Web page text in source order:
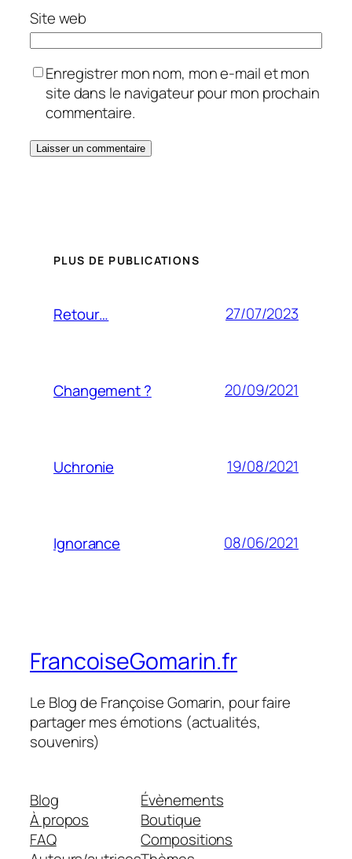
Site web
Enregistrer mon nom, mon e-mail et mon
site dans le navigateur pour mon prochain
commentaire.
PLUS DE PUBLICATIONS
Retour… 27/07/2023
Changement ? 20/09/2021
Uchronie 19/08/2021
Ignorance 08/06/2021
FrancoiseGomarin.fr
Le Blog de Françoise Gomarin, pour faire
partager mes émotions (actualités,
souvenirs)
Blog
À propos
FAQ
Évènements
Boutique
Compositions